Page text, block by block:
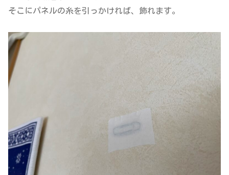
そこにパネルの糸を引っかければ、飾れます。